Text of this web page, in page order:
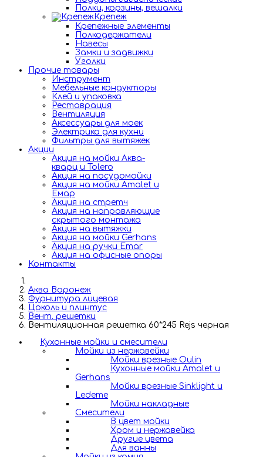
Полки, корзины, вешалки
Крепеж
Крепежные элементы
Полкодержатели
Навесы
Замки и задвижки
Уголки
Прочие товары
Инструмент
Мебельные кондукторы
Клей и упаковка
Реставрация
Вентиляция
Аксессуары для моек
Электрика для кухни
Фильтры для вытяжек
Акции
Акция на мойки Аква-
кварц и Tolero
Акция на посудомойки
Акция на мойки Amalet и
Емар
Акция на стретч
Акция на направляющие
скрытого монтажа
Акция на вытяжки
Акция на мойки Gerhans
Акция на ручки Emar
Акция на офисные опоры
Контакты
Аква Воронеж
Фурнитура лицевая
Цоколь и плинтус
Вент. решетки
Вентиляционная решетка 60*245 Rejs черная
Кухонные мойки и смесители
Мойки из нержавейки
Мойки врезные Oulin
Кухонные мойки Amalet и
Gerhans
Мойки врезные Sinklight и
Ledeme
Мойки накладные
Смесители
В цвет мойки
Хром и нержавейка
Другие цвета
Для ванны